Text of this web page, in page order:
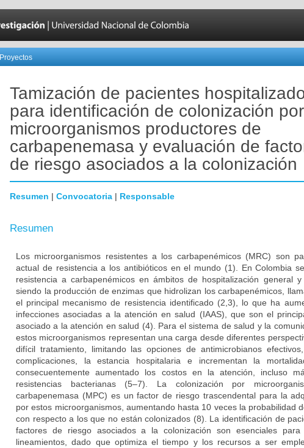
Proyectos
Tamización de pacientes
para identificación de colonización por
microorganismos productores de
carbapenemasa y evaluación de
de riesgo asociados a la colonización
Resumen | Convocatoria | Responsable
Resumen
Los microorganismos resistentes a los carbapenémicos (MRC) son
actual de resistencia a los antibióticos en el mundo (1). En Colombia
resistencia a carbapenémicos en ámbitos de hospitalización general
siendo la producción de enzimas que hidrolizan los carbapenémicos,
el principal mecanismo de resistencia identificado (2,3), lo que ha
infecciones asociadas a la atención en salud (IAAS), que son el
asociado a la atención en salud (4). Para el sistema de salud y la
estos microorganismos representan una carga desde diferentes
difícil tratamiento, limitando las opciones de antimicrobianos
complicaciones, la estancia hospitalaria e incrementan la
consecuentemente aumentado los costos en la atención, incluso
resistencias bacterianas (5–7). La colonización por
carbapenemasa (MPC) es un factor de riesgo trascendental para la
por estos microorganismos, aumentando hasta 10 veces la probabilidad
con respecto a los que no están colonizados (8). La identificación de
factores de riesgo asociados a la colonización son esenciales
lineamientos, dado que optimiza el tiempo y los recursos a ser